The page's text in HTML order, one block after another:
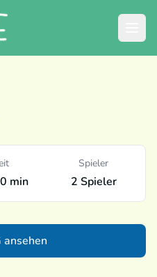
min
Spieler
2 Spieler
ansehen